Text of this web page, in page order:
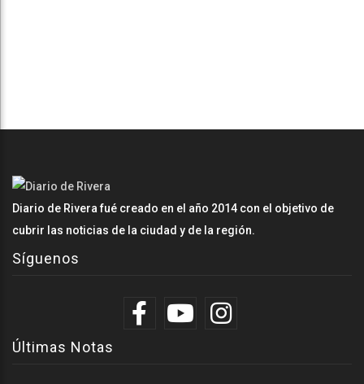
Diario de Rivera fué creado en el año 2014 con el objetivo de
cubrir las noticias de la ciudad y de la región.
Síguenos
Últimas Notas